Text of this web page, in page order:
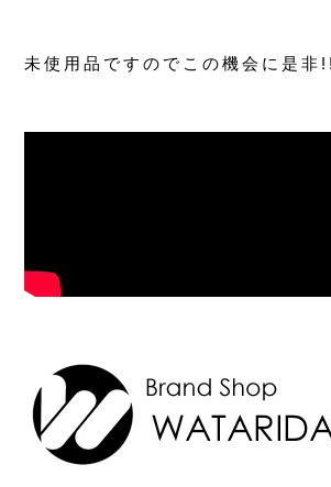
未使用品ですのでこの機会に是非!!